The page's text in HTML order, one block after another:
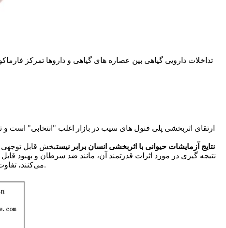
تداخلات دارویی گیاهی بین عصاره های گیاهی و داروها تمرکز
ارتقای اثربخشی پلی فنول های سیب در بازار اغلب "انتخابی" است
نتایج آزمایشات حیوانی با اثربخشی انسان برابر نیستبخش قابل توجهی
نتیجه گیری در مورد اثرات قدرتمند آن، مانند ضد سرطان و بهبود
می‌کنند، تفاوت‌های فیزیولوژیکی و متابولیک بین حیوانات و انسان‌ها بسیار زیاد است و نتایج آزمایش‌های حیوانی را نمی‌توان مستقیماً به انسان تعمیم داد.